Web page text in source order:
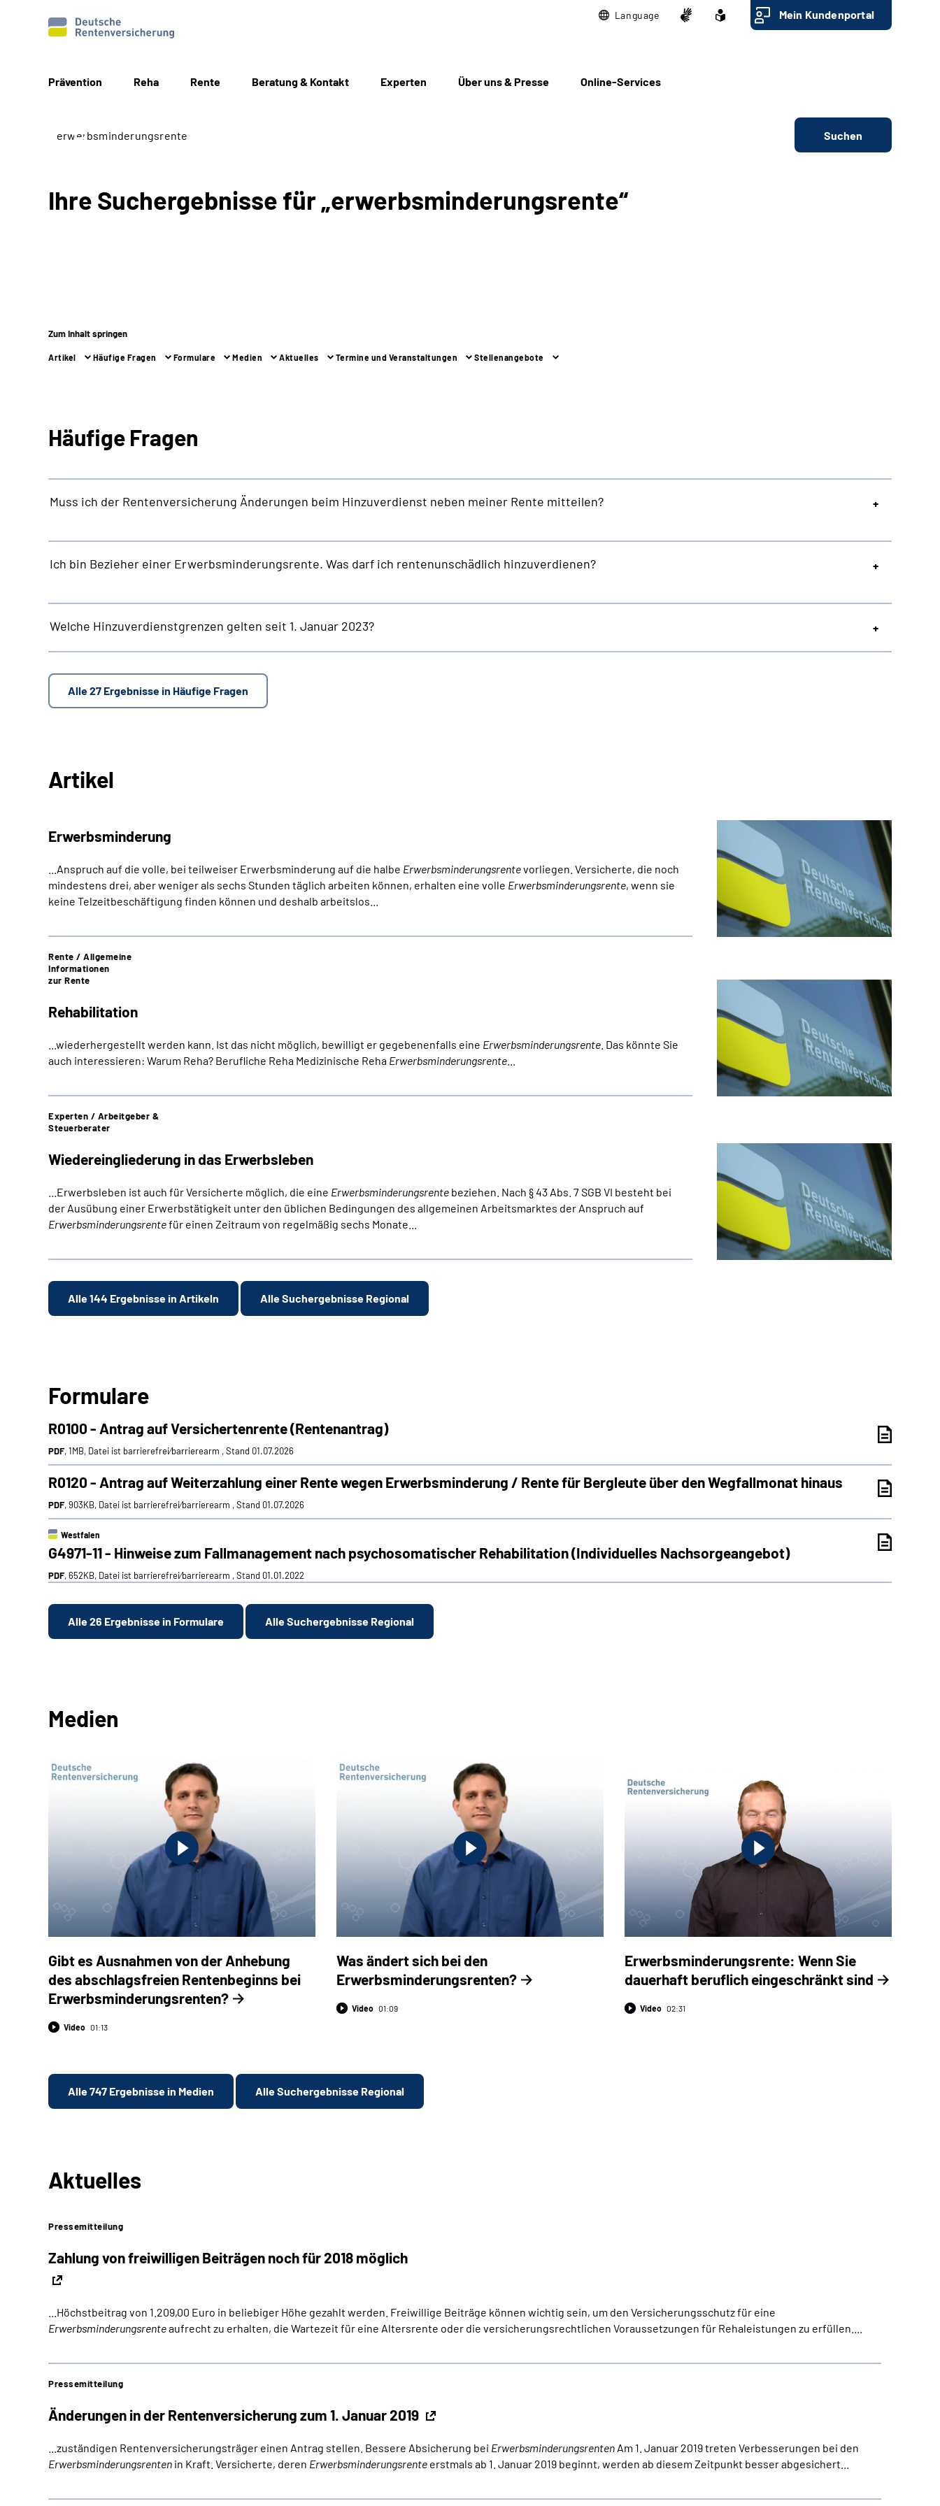
Language Mein Kundenportal
Prävention Reha Rente Beratung & Kontakt Experten Über uns & Presse Online-Services
Suchen
Ihre Suchergebnisse für „erwerbsminderungsrente“
Zum Inhalt springen
Artikel Häufige Fragen Formulare Medien Aktuelles Termine und Veranstaltungen Stellenangebote
Häufige Fragen
Muss ich der Rentenversicherung Änderungen beim Hinzuverdienst neben meiner Rente mitteilen?
Ich bin Bezieher einer Erwerbsminderungsrente. Was darf ich rentenunschädlich hinzuverdienen?
Welche Hinzuverdienstgrenzen gelten seit 1. Januar 2023?
Alle 27 Ergebnisse in Häufige Fragen
Artikel
Erwerbsminderung
...Anspruch auf die volle, bei teilweiser Erwerbsminderung auf die halbe Erwerbsminderungsrentevorliegen. Versicherte, die noch
mindestens drei, aber weniger als sechs Stunden täglich arbeiten können, erhalten eine volle Erwerbsminderungsrente, wenn sie
keine Telzeitbeschäftigung finden können und deshalb arbeitslos...
Rehabilitation
Rente / Allgemeine
Informationen
zur Rente
...wiederhergestellt werden kann. Ist das nicht möglich, bewilligt er gegebenenfalls eine Erwerbsminderungsrente . Das könnte Sie
auch interessieren: Warum Reha? Berufliche Reha Medizinische Reha Erwerbsminderungsrente
Wiedereingliederung in das Erwerbsleben
Experten / Arbeitgeber &
Steuerberater
...Erwerbsleben ist auch für Versicherte möglich, die eine Erwerbsminderungsrente beziehen. Nach § 43 Abs. 7 SGB VI besteht bei
der Ausübung einer Erwerbstätigkeit unter den üblichen Bedingungen des allgemeinen Arbeitsmarktes der Anspruch auf
Erwerbsminderungsrentefür einen Zeitraum von regelmäßig sechs Monate...
Alle 144 Ergebnisse in Artikeln Alle Suchergebnisse Regional
Formulare
R0100 - Antrag auf Versichertenrente (Rentenantrag)
PDF, 1MB, Datei ist barrierefrei⁄barrierearm , Stand 01.07.2026
R0120 - Antrag auf Weiterzahlung einer Rente wegen Erwerbsminderung / Rente für Bergleute über den Wegfallmonat hinaus
PDF, 903KB, Datei ist barrierefrei⁄barrierearm , Stand 01.07.2026
Westfalen
G4971-11 - Hinweise zum Fallmanagement nach psychosomatischer Rehabilitation (Individuelles Nachsorgeangebot)
PDF, 652KB, Datei ist barrierefrei⁄barrierearm , Stand 01.01.2022
Alle 26 Ergebnisse in Formulare Alle Suchergebnisse Regional
Medien
Gibt es Ausnahmen von der Anhebung
des abschlagsfreien Rentenbeginns bei
Erwerbsminderungsrenten?
Video 01:13
Was ändert sich bei den
Erwerbsminderungsrenten?
Video 01:09
Erwerbsminderungsrente: Wenn Sie
dauerhaft beruflich eingeschränkt sind
Video 02:31
Alle 747 Ergebnisse in Medien Alle Suchergebnisse Regional
Aktuelles
Zahlung von freiwilligen Beiträgen noch für 2018 möglich
Pressemitteilung
...Höchstbeitrag von 1.209,00 Euro in beliebiger Höhe gezahlt werden. Freiwillige Beiträge können wichtig sein, um den Versicherungsschutz für eine
Erwerbsminderungsrenteaufrecht zu erhalten, die Wartezeit für eine Altersrente oder die versicherungsrechtlichen Voraussetzungen für Rehaleistungen zu erfüllen....
Änderungen in der Rentenversicherung zum 1. Januar 2019
Pressemitteilung
...zuständigen Rentenversicherungsträger einen Antrag stellen. Bessere Absicherung bei Erwerbsminderungsrenten Am 1. Januar 2019 treten Verbesserungen bei den
Erwerbsminderungsrenten in Kraft. Versicherte, deren Erwerbsminderungsrente erstmals ab 1. Januar 2019 beginnt, werden ab diesem Zeitpunkt besser abgesichert...